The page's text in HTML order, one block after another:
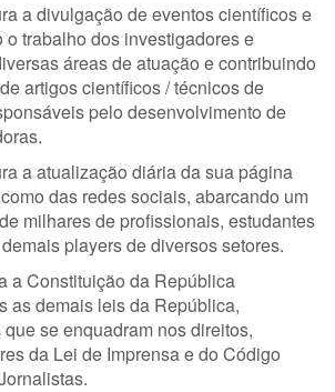
a divulgação de eventos científicos e
trabalho dos investigadores e
áreas de atuação e contribuindo
artigos científicos / técnicos de
pelo desenvolvimento de
a atualização diária da sua página
das redes sociais, abarcando um
milhares de profissionais, estudantes
players de diversos setores.
a Constituição da República
as demais leis da República,
se enquadram nos direitos,
da Lei de Imprensa e do Código